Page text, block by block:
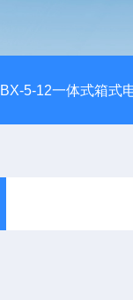
BX-5-12一体式箱式